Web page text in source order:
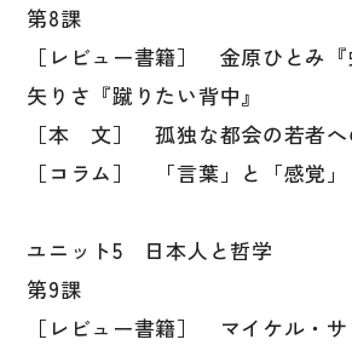
第8課
［レビュー書籍］ 金原ひとみ
矢りさ『蹴りたい背中』
［本 文］ 孤独な都会の若者へ
［コラム］ 「言葉」と「感覚」
ユニット5 日本人と哲学
第9課
［レビュー書籍］ マイケル・